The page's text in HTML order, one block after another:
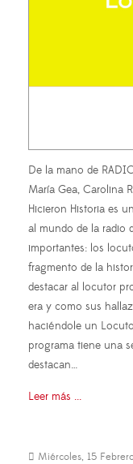
De la mano de
María Gea, Carolina
Hicieron Historia es
al mundo de la radio
importantes: los
fragmento de la
destacar al locutor
era y como sus
haciéndole un
programa tiene una
destacan…
Leer más ...
Miércoles, 15